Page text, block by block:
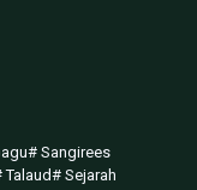
# Sangirees
Talaud# Sejarah